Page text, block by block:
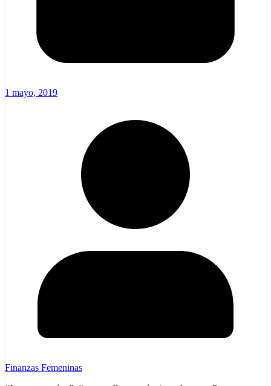
1 mayo, 2019
Finanzas Femeninas